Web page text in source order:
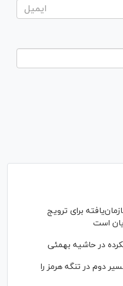
برای ترویج
است
در حاشیه بهمئی
دوم در تنگه هرمز را